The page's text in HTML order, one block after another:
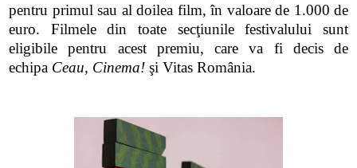
pentru primul sau al doilea film, în valoare de 1.000 de
euro. Filmele din toate secţiunile festivalului sunt
eligibile pentru acest premiu, care va fi decis de
echipa Ceau, Cinema! şi Vitas România.